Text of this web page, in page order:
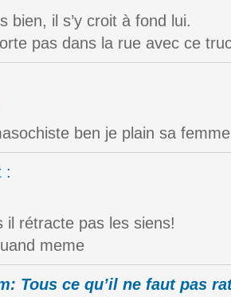
bien, il s’y croit à fond lui.
pas dans la rue avec ce
ben je plain sa
:
il rétracte pas les siens!
meme
Tous ce qu’il ne faut pas